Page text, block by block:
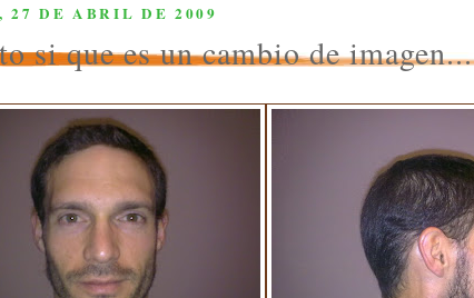
27 DE ABRIL DE 2009
si que es un cambio de imagen...